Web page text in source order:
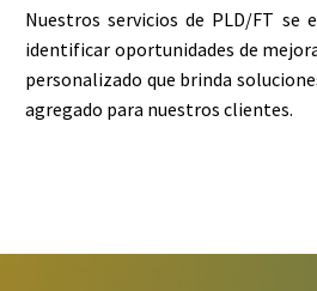
Nuestros servicios de PLD/FT se
identificar oportunidades de
personalizado que brinda
agregado para nuestros clientes.